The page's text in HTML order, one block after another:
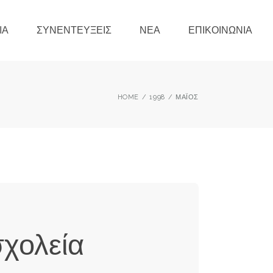
ΣΥΝΕΝΤΕΎΞΕΙΣ ΝΈΑ ΕΠΙΚΟΙΝΩΝΊΑ
HOME 1998 ΜΆΙΟΣ